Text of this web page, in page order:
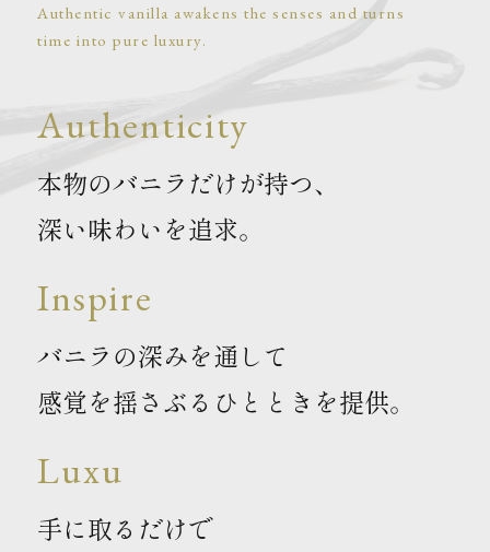
Authentic vanilla awakens the senses and turns
time into pure luxury.
Authenticity
本物のバニラだけが持つ、
深い味わいを追求。
Inspire
バニラの深みを通して
感覚を揺さぶるひとときを提供。
Luxu
手に取るだけで